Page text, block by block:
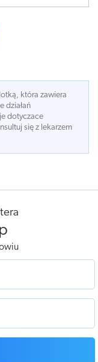
która zawiera
działań
dotyczace
się z lekarzem